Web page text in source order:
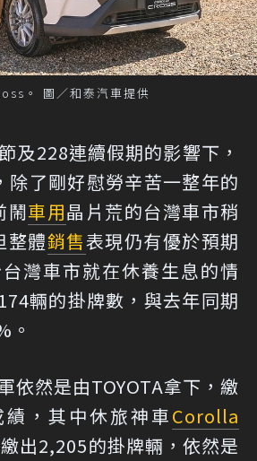
。 圖／和泰汽車提供
及228連續假期的影響下，
除了剛好慰勞辛苦一整年的
鬧車用晶片荒的台灣車市稍
整體銷售表現仍有優於預期
灣車市就在休養生息的情
輛的掛牌數，與去年同期
。
依然是由TOYOTA拿下，繳
，其中休旅神車Corolla
出2,205的掛牌輛，依然是